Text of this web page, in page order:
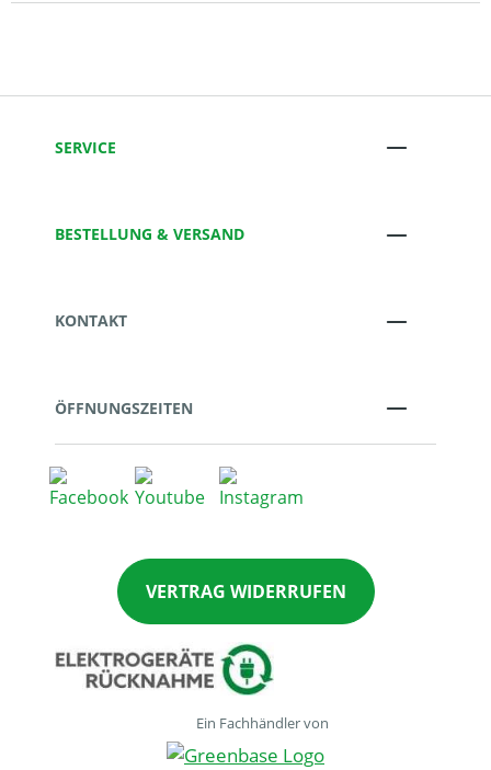
SERVICE
BESTELLUNG & VERSAND
KONTAKT
ÖFFNUNGSZEITEN
VERTRAG WIDERRUFEN
Ein Fachhändler von